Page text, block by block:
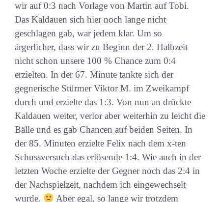
wir auf 0:3 nach Vorlage von Martin auf Tobi.
Das Kaldauen sich hier noch lange nicht
geschlagen gab, war jedem klar. Um so
ärgerlicher, dass wir zu Beginn der 2. Halbzeit
nicht schon unsere 100 % Chance zum 0:4
erzielten. In der 67. Minute tankte sich der
gegnerische Stürmer Viktor M. im Zweikampf
durch und erzielte das 1:3. Von nun an drückte
Kaldauen weiter, verlor aber weiterhin zu leicht die
Bälle und es gab Chancen auf beiden Seiten. In
der 85. Minuten erzielte Felix nach dem x-ten
Schussversuch das erlösende 1:4. Wie auch in der
letzten Woche erzielte der Gegner noch das 2:4 in
der Nachspielzeit, nachdem ich eingewechselt
wurde.
Aber egal, so lange wir trotzdem